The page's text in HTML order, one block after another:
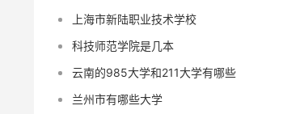
上海市新陆职业技术学校
科技师范学院是几本
云南的985大学和211大学有哪些
兰州市有哪些大学